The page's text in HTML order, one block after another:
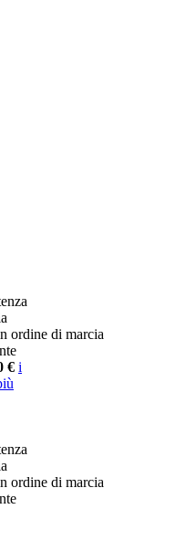
ordine di marcia
€ i
ordine di marcia